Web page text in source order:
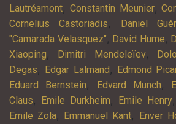
Lautréamont, Constantin Meunier,
Cornelius Castoriadis, Daniel
"Camarada Velasquez", David Hume,
Xiaoping, Dimitri Mendeleïev,
Degas, Edgar Lalmand , Edmond
Eduard Bernstein, Edvard Munch,
Claus, Emile Durkheim, Emile Henry,
Emile Zola, Emmanuel Kant, Enver